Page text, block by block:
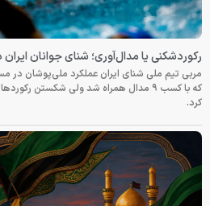
رکوردشکنی یا مدال‌آوری؛ شنای جوانان ایران
مربی تیم ملی شنای ایران عملکرد ملی‌پوشان در
که با کسب ۹ مدال همراه شد ولی شکستن
کرد.